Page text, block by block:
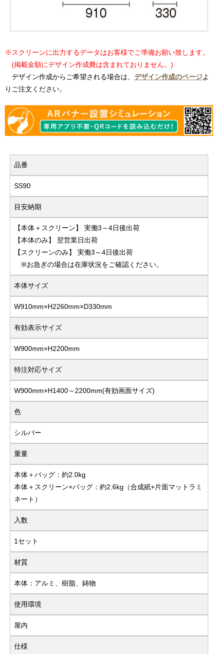
※スクリーンに出力するデータはお客様でご準備お願い致します。
(掲載金額にデザイン作成費は含まれておりません。)
デザイン作成からご希望される場合は、 デザイン作成のページよ
りご注文ください。
品番
SS90
目安納期
【本体＋スクリーン】 実働3～4日後出荷
【本体のみ】 翌営業日出荷
【スクリーンのみ】 実働3～4日後出荷
※お急ぎの場合は在庫状況をご確認ください。
本体サイズ
W910mm×H2260mm×D330mm
有効表示サイズ
W900mm×H2200mm
特注対応サイズ
W900mm×H1400～2200mm(有効画面サイズ)
色
シルバー
重量
本体＋バッグ：約2.0kg
本体＋スクリーン+バッグ：約2.6kg（合成紙+片面マットラミ
ネート）
入数
1セット
材質
本体：アルミ、樹脂、鋳物
使用環境
屋内
仕様